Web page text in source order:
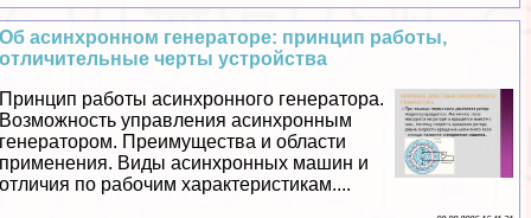
Об асинхронном генераторе: принцип работы,
отличительные черты устройства
Принцип работы асинхронного генератора.
Возможность управления асинхронным
генератором. Преимущества и области
применения. Виды асинхронных машин и
отличия по рабочим хаpaктеристикам....